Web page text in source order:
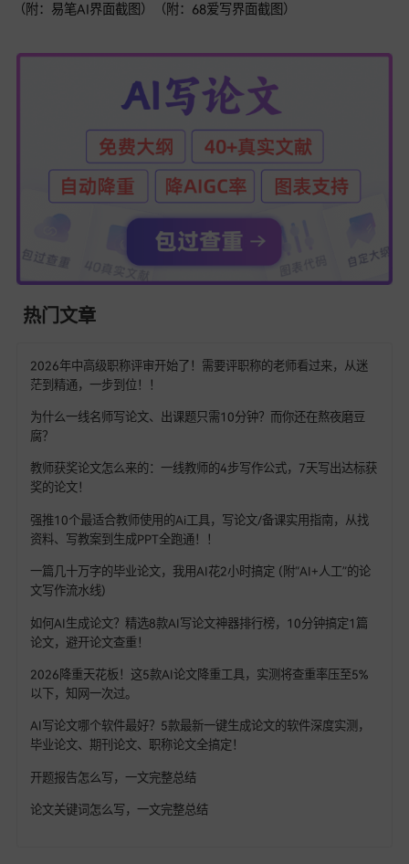
度逻辑模块生成」和「移动端体验」上更有优势，写实证论文
如果你也被论文初稿卡得头疼，真的可以试试这两款工具。亲
解决「对着文档不知道从哪下笔」的焦虑，把写论文的苦差事
能看到进度的事情。毕竟，有了靠谱的AI工具帮忙打基础，我
能更专注于论文最核心的创新和深度。
（附：易笔AI界面截图）（附：68爱写界面截图）
热门文章
2026年中高级职称评审开始了！需要评职称的老师看过来，从迷
为什么一线名师写论文、出课题只需10分钟？而你还在熬夜磨豆
教师获奖论文怎么来的：一线教师的4步写作公式，7天写出达标
奖的论文！
强推10个最适合教师使用的Ai工具，写论文/备课实用指南，从
资料、写教案到生成PPT全跑通！！
一篇几十万字的毕业论文，我用AI花2小时搞定 (附“AI+人工”的